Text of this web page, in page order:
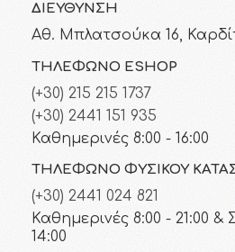
ΔΙΕΎΘΥΝΣΗ
Αθ. Μπλατσούκα 16,
ΤΗΛΈΦΩΝΟ ESHOP
(+30) 215 215 1737
(+30) 2441 151 935
Καθημερινές 8:00 - 16:00
ΤΗΛΈΦΩΝΟ ΦΥΣΙΚΟΎ
(+30) 2441 024 821
Καθημερινές 8:00 - 21:00
14:00